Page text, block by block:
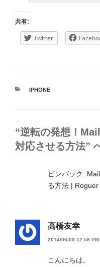
共有:
Twitter
カ
IPHONE
“逆転の発想！
対応させる方法”
ピンバック:
る方法 | Roguer
高橋友幸
2014/06/09 12:58 PM
こんにちは。